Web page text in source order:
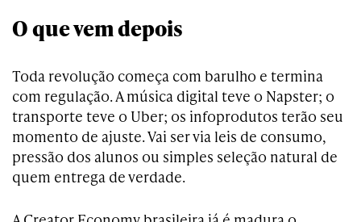
O que vem depois
Toda revolução começa com barulho e termina
com regulação. A música digital teve o Napster; o
transporte teve o Uber; os infoprodutos terão seu
momento de ajuste. Vai ser via leis de consumo,
pressão dos alunos ou simples seleção natural de
quem entrega de verdade.